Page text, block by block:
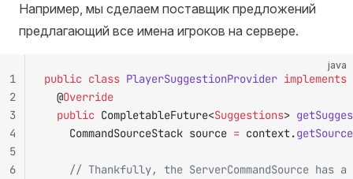
Например, мы сделаем поставщик предложений
предлагающий все имена игроков на сервере.
java
public class PlayerSuggestionProvider implements
	@
Override
	public
CompletableFuture<Suggestions>
		CommandSourceStack source
= context.getSource
// Thankfully, the ServerCommandSource has
1
2
3
4
5
6